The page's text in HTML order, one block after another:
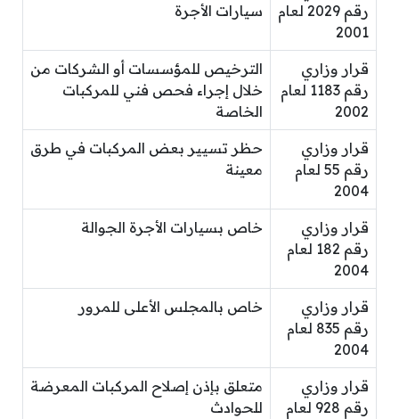
رقم 2029 لعام
2001
سيارات الأجرة
قرار وزاري
رقم 1183 لعام
2002
الترخيص للمؤسسات أو الشركات من
خلال إجراء فحص فني للمركبات
الخاصة
قرار وزاري
رقم 55 لعام
2004
حظر تسيير بعض المركبات في طرق
معينة
قرار وزاري
رقم 182 لعام
2004
خاص بسيارات الأجرة الجوالة
قرار وزاري
رقم 835 لعام
2004
خاص بالمجلس الأعلى للمرور
قرار وزاري
رقم 928 لعام
متعلق بإذن إصلاح المركبات المعرضة
للحوادث